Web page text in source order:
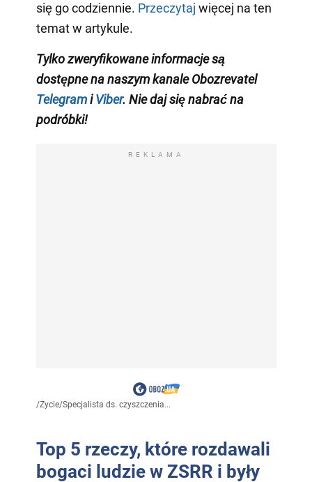
się go codziennie. Przeczytaj więcej na ten
temat w artykule.
Tylko zweryfikowane informacje są
dostępne na naszym kanale Obozrevatel
TelegramiViber. Nie daj się nabrać na
podróbki!
REKLAMA
/Życie/Specjalista ds. czyszczenia...
Top 5 rzeczy, które rozdawali
bogaci ludzie w ZSRR i były